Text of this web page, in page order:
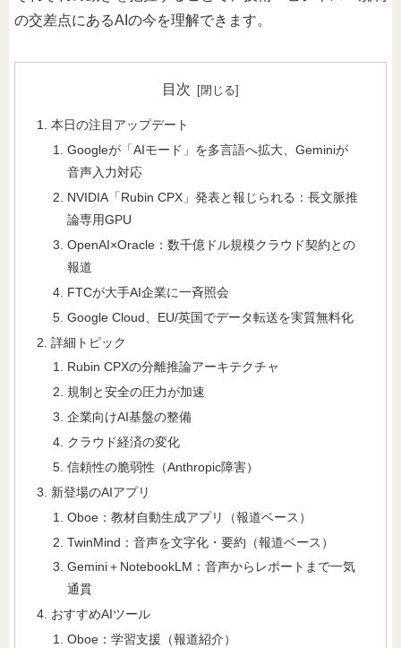
の交差点にあるAIの今を理解できます。
目次
本日の注目アップデート
Googleが「AIモード」を多言語へ拡大、Geminiが
音声入力対応
NVIDIA「Rubin CPX」発表と報じられる：長文脈推
論専用GPU
OpenAI×Oracle：数千億ドル規模クラウド契約との
報道
FTCが大手AI企業に一斉照会
Google Cloud、EU/英国でデータ転送を実質無料化
詳細トピック
Rubin CPXの分離推論アーキテクチャ
規制と安全の圧力が加速
企業向けAI基盤の整備
クラウド経済の変化
信頼性の脆弱性（Anthropic障害）
新登場のAIアプリ
Oboe：教材自動生成アプリ（報道ベース）
TwinMind：音声を文字化・要約（報道ベース）
Gemini＋NotebookLM：音声からレポートまで一気
通貫
おすすめAIツール
Oboe：学習支援（報道紹介）